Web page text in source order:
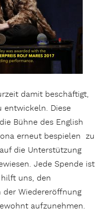
damit beschäftigt,
entwickeln. Diese
Bühne des English
erneut bespielen zu
die Unterstützung
Jede Spende ist
uns, den
Wiedereröffnung
aufzunehmen.